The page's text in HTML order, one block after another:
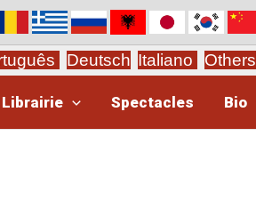
Deutsch Italiano Others
Librairie Spectacles Bio